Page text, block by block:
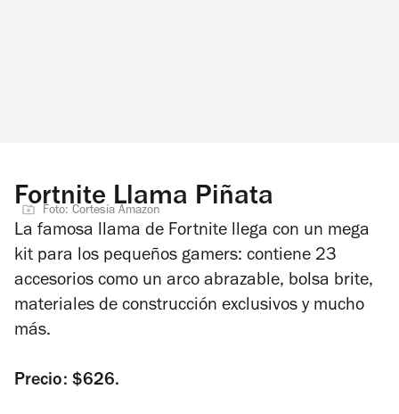
Fortnite Llama Piñata
Foto: Cortesía Amazon
La famosa llama de Fortnite llega con un mega
kit para los pequeños gamers: contiene 23
accesorios como un arco abrazable, bolsa brite,
materiales de construcción exclusivos y mucho
más.
Precio: $626.